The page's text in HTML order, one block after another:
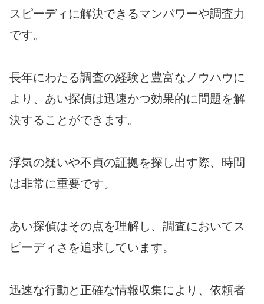
スピーディに解決できるマンパワーや調査力
です。
長年にわたる調査の経験と豊富なノウハウに
より、あい探偵は迅速かつ効果的に問題を解
決することができます。
浮気の疑いや不貞の証拠を探し出す際、時間
は非常に重要です。
あい探偵はその点を理解し、調査においてス
ピーディさを追求しています。
迅速な行動と正確な情報収集により、依頼者